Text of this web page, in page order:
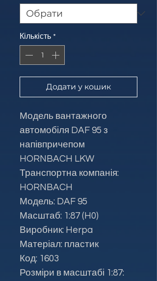
Кількість *
Додати у кошик
Модель вантажного
автомобіля DAF 95 з
напівпричепом
HORNBACH LKW
Транспортна компанія:
HORNBACH
Модель: DAF 95
Масштаб: 1:87 (H0)
Виробник: Herpa
Матеріал: пластик
Код: 1603
Розміри в масштабі 1:87: